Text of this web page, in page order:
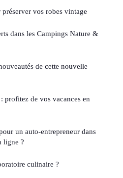
vos robes vintage
dans les Campings Nature &
de cette nouvelle
profitez de vos vacances en
un auto-entrepreneur dans
ligne ?
culinaire ?